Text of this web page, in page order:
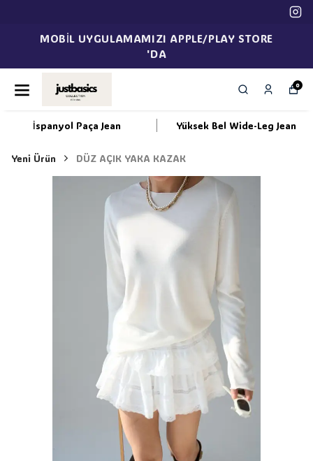
MOBİL UYGULAMAMIZI APPLE/PLAY STORE
'DA
0
İspanyol Paça Jean Yüksek Bel Wide-Leg Jean
Yeni Ürün DÜZ AÇIK YAKA KAZAK